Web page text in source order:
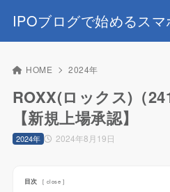
IPOブログで始めるス
HOME 2024年
ROXX(ロックス)（
【新規上場承認】
2024年 2024年8月19日
目次 [ close ]